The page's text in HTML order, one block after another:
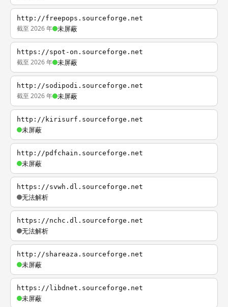
http://freepops.sourceforge.net
截至 2026 年 未屏蔽
https://spot-on.sourceforge.net
截至 2026 年 未屏蔽
http://sodipodi.sourceforge.net
截至 2026 年 未屏蔽
http://kirisurf.sourceforge.net
未屏蔽
http://pdfchain.sourceforge.net
未屏蔽
https://svwh.dl.sourceforge.net
无法解析
https://nchc.dl.sourceforge.net
无法解析
http://shareaza.sourceforge.net
未屏蔽
https://libdnet.sourceforge.net
未屏蔽